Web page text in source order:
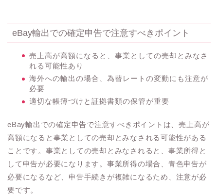
eBay輸出での確定申告で注意すべきポイント
売上高が高額になると、事業としての売却とみなさ
れる可能性あり
海外への輸出の場合、為替レートの変動にも注意が
必要
適切な帳簿づけと証拠書類の保管が重要
eBay輸出での確定申告で注意すべきポイントは、売上高が
高額になると事業としての売却とみなされる可能性がある
ことです。事業としての売却とみなされると、事業所得と
して申告が必要になります。事業所得の場合、青色申告が
必要になるなど、申告手続きが複雑になるため、注意が必
要です。